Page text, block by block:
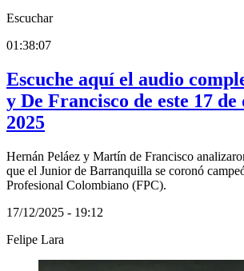
Escuchar
01:38:07
Escuche aquí el audio
y De Francisco de este 17
2025
Hernán Peláez y Martín de Francisco
que el Junior de Barranquilla se coronó
Profesional Colombiano (FPC).
17/12/2025 - 19:12
Felipe Lara